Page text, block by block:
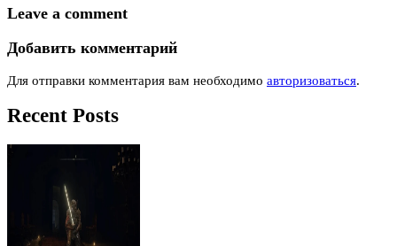
Leave a comment
Добавить комментарий
Для отправки комментария вам необходимо авторизоваться.
Recent Posts